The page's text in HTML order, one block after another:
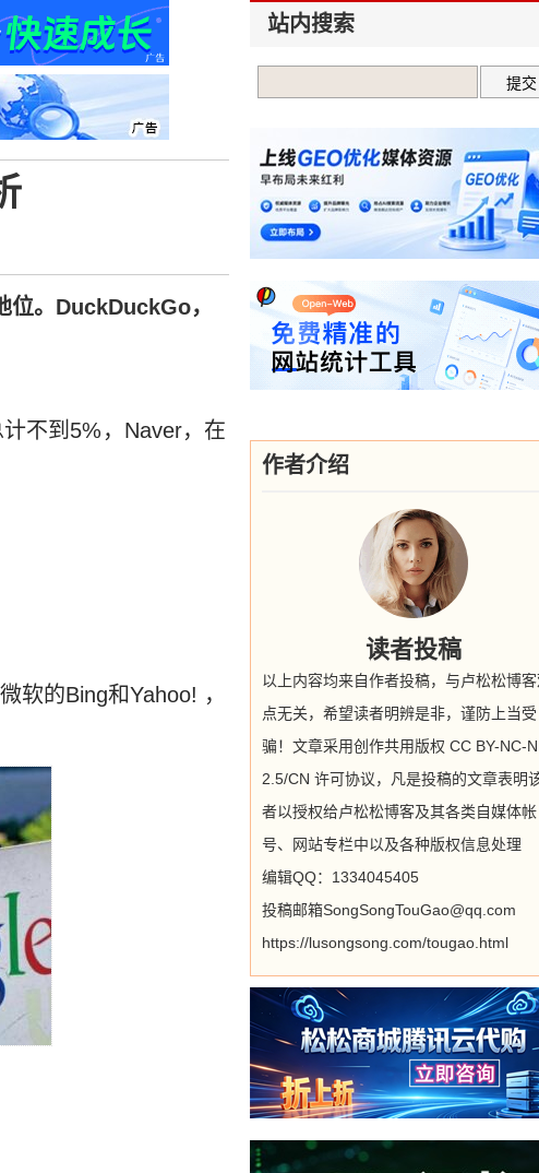
位。DuckDuckGo，
不到5%，Naver，在
软的Bing和Yahoo! ，
站内搜索
作者介绍
读者投稿
以上内容均来自作者投稿，与卢松松博
点无关，希望读者明辨是非，谨防上当受
骗！文章采用创作共用版权 CC BY-NC-
2.5/CN 许可协议，凡是投稿的文章表明
者以授权给卢松松博客及其各类自媒体帐
号、网站专栏中以及各种版权信息处理
编辑QQ：1334045405
投稿邮箱SongSongTouGao@qq.com
https://lusongsong.com/tougao.html